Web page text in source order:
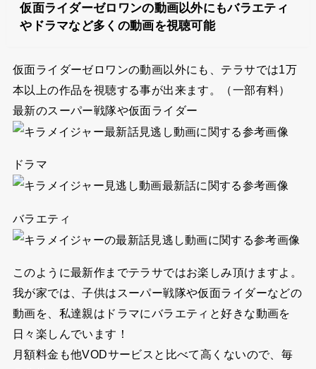
仮面ライダーゼロワンの動画以外にもバラエティ
やドラマなど多くの動画を視聴可能
仮面ライダーゼロワンの動画以外にも、テラサでは1万
本以上の作品を視聴する事が出来ます。（一部有料）
最新のスーパー戦隊や仮面ライダー
ドラマ
バラエティ
このように最新作までテラサではお楽しみ頂けますよ。
我が家では、子供はスーパー戦隊や仮面ライダーなどの
動画を、私達親はドラマにバラエティと好きな動画を
日々楽しんでいます！
月額料金も他VODサービスと比べて高くないので、毎